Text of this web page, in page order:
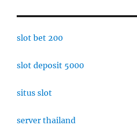
slot bet 200
slot deposit 5000
situs slot
server thailand